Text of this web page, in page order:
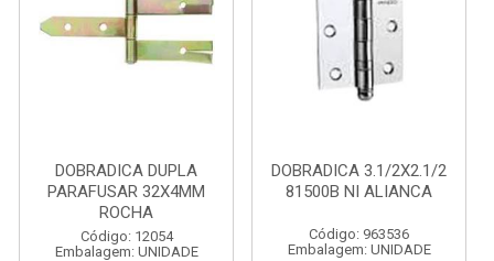
DOBRADICA DUPLA
PARAFUSAR 32X4MM
ROCHA
Código: 12054
Embalagem: UNIDADE
DOBRADICA 3.1/2X2.1/2
81500B NI ALIANCA
Código: 963536
Embalagem: UNIDADE